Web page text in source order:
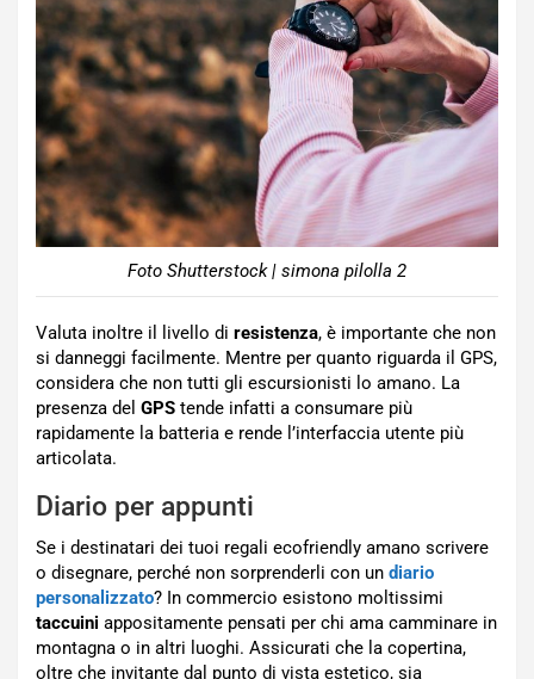
Foto Shutterstock | simona pilolla 2
Valuta inoltre il livello di resistenza, è importante che non
si danneggi facilmente. Mentre per quanto riguarda il GPS,
considera che non tutti gli escursionisti lo amano. La
presenza del GPS tende infatti a consumare più
rapidamente la batteria e rende l’interfaccia utente più
articolata.
Diario per appunti
Se i destinatari dei tuoi regali ecofriendly amano scrivere
o disegnare, perché non sorprenderli con un diario
personalizzato? In commercio esistono moltissimi
taccuini appositamente pensati per chi ama camminare in
montagna o in altri luoghi. Assicurati che la copertina,
oltre che invitante dal punto di vista estetico, sia